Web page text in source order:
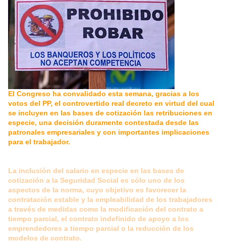
El Congreso ha convalidado esta semana, gracias a los
votos del PP, el controvertido real decreto en virtud del cual
se incluyen en las bases de cotización las retribuciones en
especie, una decisión duramente contestada desde las
patronales empresariales y con importantes implicaciones
para el trabajador.
La inclusión del salario en especie en las bases de
cotización a la Seguridad Social es sólo uno de los
aspectos de la norma, cuyo objetivo es favorecer la
contratación estable y la empleabilidad de los trabajadores
a través de medidas como la modificación del contrato a
tiempo parcial, el contrato indefinido de apoyo a los
emprendedores a tiempo parcial o la reducción de los
modelos de contrato.